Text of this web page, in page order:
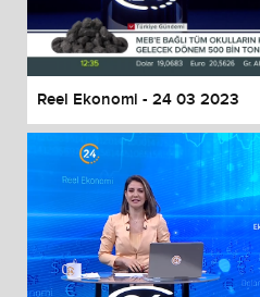
Reel Ekonomi - 24 03 2023